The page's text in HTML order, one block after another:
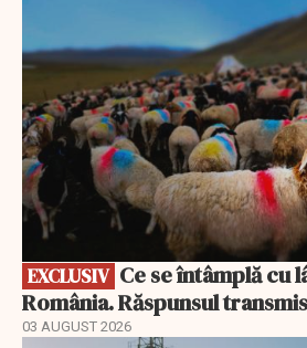
EXCLUSIV
România. Răspunsul
03 AUGUST 2026